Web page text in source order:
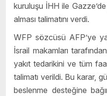
kuruluşu İHH ile
alması talimatını verdi.
WFP sözcüsü AFP’ye
İsrail makamları
yakıt tedarikini ve tüm
talimatı verildi. Bu karar,
beslenme desteğine